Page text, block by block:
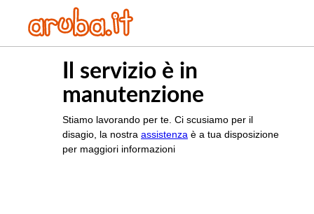
Il servizio è in
manutenzione
Stiamo lavorando per te. Ci scusiamo per il
disagio, la nostra assistenza è a tua disposizione
per maggiori informazioni